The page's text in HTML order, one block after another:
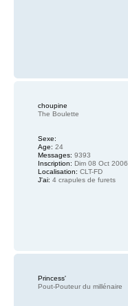
choupine
The Boulette
Sexe:
Age: 24
Messages: 9393
Inscription: Dim 08 Oct
Localisation: CLT-FD
J'ai: 4 crapules de furets
Princess'
Pout-Pouteur du millénaire